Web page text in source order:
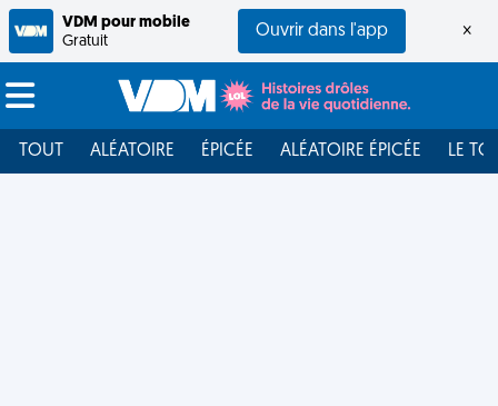
VDM pour mobile
Gratuit
Ouvrir dans l'app ×
TOUT ALÉATOIRE ÉPICÉE ALÉATOIRE ÉPICÉE LE